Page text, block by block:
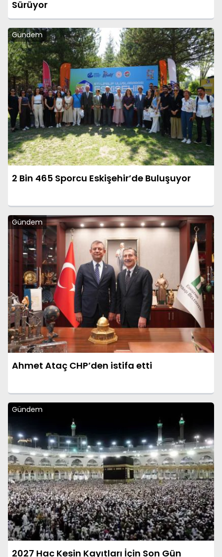
Sürüyor
Gündem
2 Bin 465 Sporcu Eskişehir’de Buluşuyor
Gündem
Ahmet Ataç CHP’den istifa etti
Gündem
2027 Hac Kesin Kayıtları İçin Son Gün